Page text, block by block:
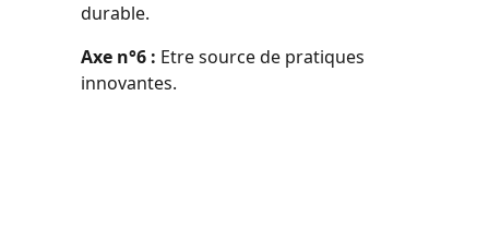
durable.
Axe n°6 : Etre source de pratiques
innovantes.